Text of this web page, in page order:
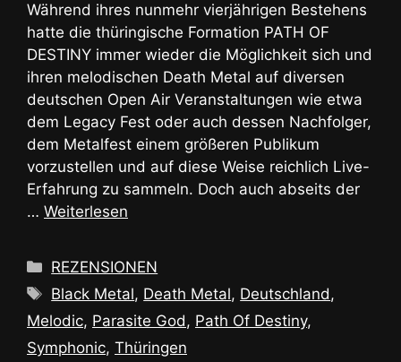
Während ihres nunmehr vierjährigen Bestehens
hatte die thüringische Formation PATH OF
DESTINY immer wieder die Möglichkeit sich und
ihren melodischen Death Metal auf diversen
deutschen Open Air Veranstaltungen wie etwa
dem Legacy Fest oder auch dessen Nachfolger,
dem Metalfest einem größeren Publikum
vorzustellen und auf diese Weise reichlich Live-
Erfahrung zu sammeln. Doch auch abseits der
… Weiterlesen
Kategorien
REZENSIONEN
Schlagwörter
Black Metal, Death Metal, Deutschland,
Melodic, Parasite God, Path Of Destiny,
Symphonic, Thüringen